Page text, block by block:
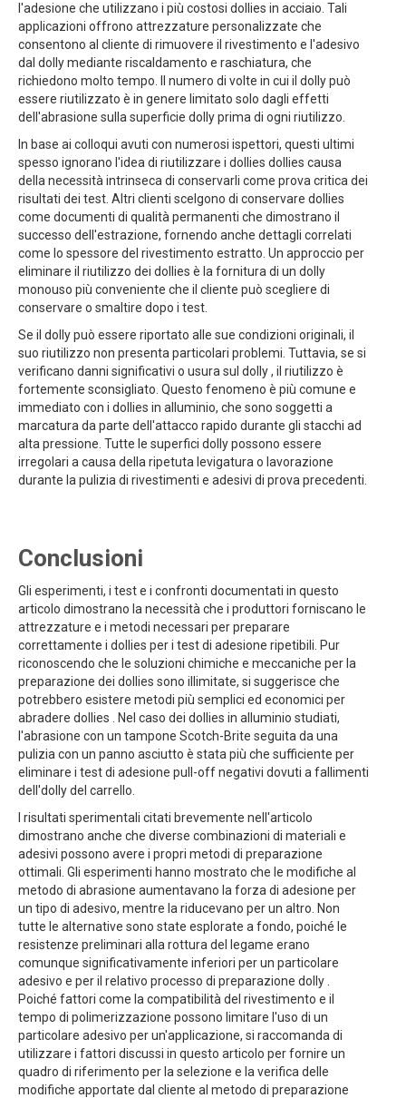
l'adesione che utilizzano i più costosi dollies in acciaio. Tali
applicazioni offrono attrezzature personalizzate che
consentono al cliente di rimuovere il rivestimento e l'adesivo
dal dolly mediante riscaldamento e raschiatura, che
richiedono molto tempo. Il numero di volte in cui il dolly può
essere riutilizzato è in genere limitato solo dagli effetti
dell'abrasione sulla superficie dolly prima di ogni riutilizzo.
In base ai colloqui avuti con numerosi ispettori, questi ultimi
spesso ignorano l'idea di riutilizzare i dollies dollies causa
della necessità intrinseca di conservarli come prova critica dei
risultati dei test. Altri clienti scelgono di conservare dollies
come documenti di qualità permanenti che dimostrano il
successo dell'estrazione, fornendo anche dettagli correlati
come lo spessore del rivestimento estratto. Un approccio per
eliminare il riutilizzo dei dollies è la fornitura di un dolly
monouso più conveniente che il cliente può scegliere di
conservare o smaltire dopo i test.
Se il dolly può essere riportato alle sue condizioni originali, il
suo riutilizzo non presenta particolari problemi. Tuttavia, se si
verificano danni significativi o usura sul dolly , il riutilizzo è
fortemente sconsigliato. Questo fenomeno è più comune e
immediato con i dollies in alluminio, che sono soggetti a
marcatura da parte dell'attacco rapido durante gli stacchi ad
alta pressione. Tutte le superfici dolly possono essere
irregolari a causa della ripetuta levigatura o lavorazione
durante la pulizia di rivestimenti e adesivi di prova precedenti.
Conclusioni
Gli esperimenti, i test e i confronti documentati in questo
articolo dimostrano la necessità che i produttori forniscano le
attrezzature e i metodi necessari per preparare
correttamente i dollies per i test di adesione ripetibili. Pur
riconoscendo che le soluzioni chimiche e meccaniche per la
preparazione dei dollies sono illimitate, si suggerisce che
potrebbero esistere metodi più semplici ed economici per
abradere dollies . Nel caso dei dollies in alluminio studiati,
l'abrasione con un tampone Scotch-Brite seguita da una
pulizia con un panno asciutto è stata più che sufficiente per
eliminare i test di adesione pull-off negativi dovuti a fallimenti
dell'dolly del carrello.
I risultati sperimentali citati brevemente nell'articolo
dimostrano anche che diverse combinazioni di materiali e
adesivi possono avere i propri metodi di preparazione
ottimali. Gli esperimenti hanno mostrato che le modifiche al
metodo di abrasione aumentavano la forza di adesione per
un tipo di adesivo, mentre la riducevano per un altro. Non
tutte le alternative sono state esplorate a fondo, poiché le
resistenze preliminari alla rottura del legame erano
comunque significativamente inferiori per un particolare
adesivo e per il relativo processo di preparazione dolly .
Poiché fattori come la compatibilità del rivestimento e il
tempo di polimerizzazione possono limitare l'uso di un
particolare adesivo per un'applicazione, si raccomanda di
utilizzare i fattori discussi in questo articolo per fornire un
quadro di riferimento per la selezione e la verifica delle
modifiche apportate dal cliente al metodo di preparazione